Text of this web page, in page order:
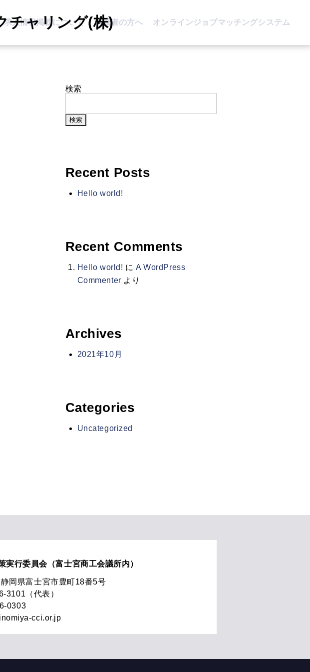
求人情報掲載について 求職者の方へ オンラインジョブマッチングシステム
チャリング(株)
検索
検索
Recent Posts
Hello world!
Recent Comments
Hello world! にA WordPress
Commenter より
Archives
2021年10月
Categories
Uncategorized
実行委員会（富士宮商工会議所内）
岡県富士宮市豊町18番5号
3101（代表）
0303
cci.or.jp